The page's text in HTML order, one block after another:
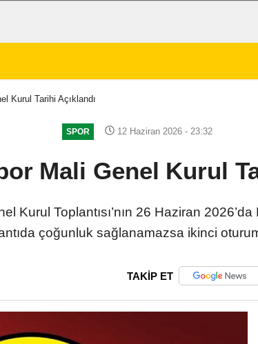
Kurul Tarihi Açıklandı
SPOR 12 Haziran 2026 - 23:32
Mali Genel Kurul
Kurul Toplantısı’nın 26 Haziran
çoğunluk sağlanamazsa ikinci
TAKİP ET